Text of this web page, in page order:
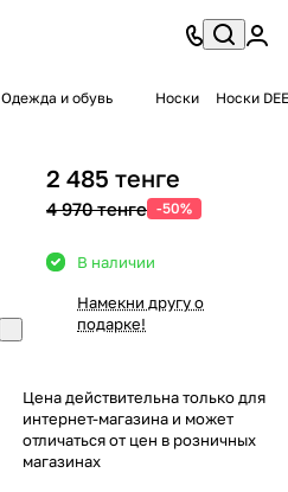
Одежда и обувь Носки Носки
2 485 тенге
4 970 тенге -50%
В наличии
Намекни другу о
подарке!
Цена действительна только для
интернет-магазина и может
отличаться от цен в розничных
магазинах